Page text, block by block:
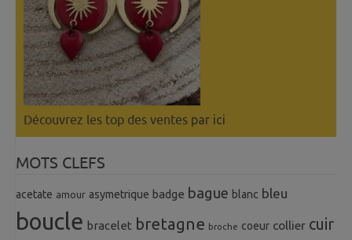
Découvrez les top des ventes par ici
MOTS CLEFS
acetate amour asymetrique badge bague blanc bleu
boucle bracelet bretagne broche coeur collier cuir